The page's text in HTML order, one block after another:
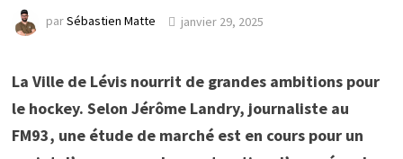
parSébastien Matte janvier 29, 2025
La Ville de Lévis nourrit de grandes ambitions pour
le hockey. Selon Jérôme Landry, journaliste au
FM93, une étude de marché est en cours pour un